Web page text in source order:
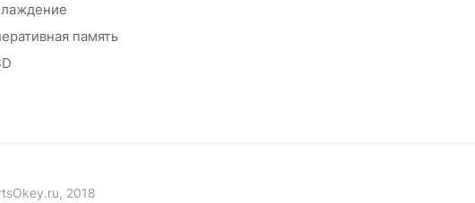
память
2018